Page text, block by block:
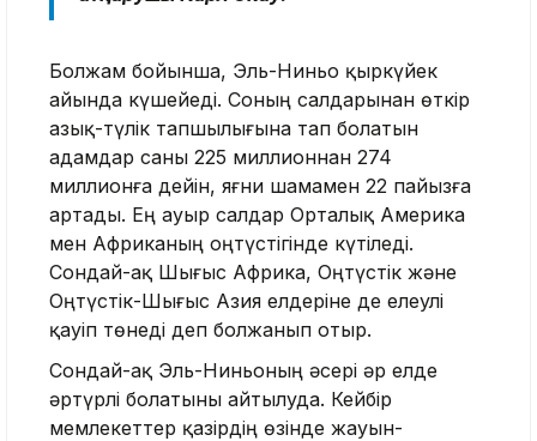
Болжам бойынша, Эль-Ниньо қыркүйек
айында күшейеді. Соның салдарынан өткір
азық-түлік тапшылығына тап болатын
адамдар саны 225 миллионнан 274
миллионға дейін, яғни шамамен 22 пайызға
артады. Ең ауыр салдар Орталық Америка
мен Африканың оңтүстігінде күтіледі.
Сондай-ақ Шығыс Африка, Оңтүстік және
Оңтүстік-Шығыс Азия елдеріне де елеулі
қауіп төнеді деп болжанып отыр.
Сондай-ақ Эль-Ниньоның әсері әр елде
әртүрлі болатыны айтылуда. Кейбір
мемлекеттер қазірдің өзінде жауын-